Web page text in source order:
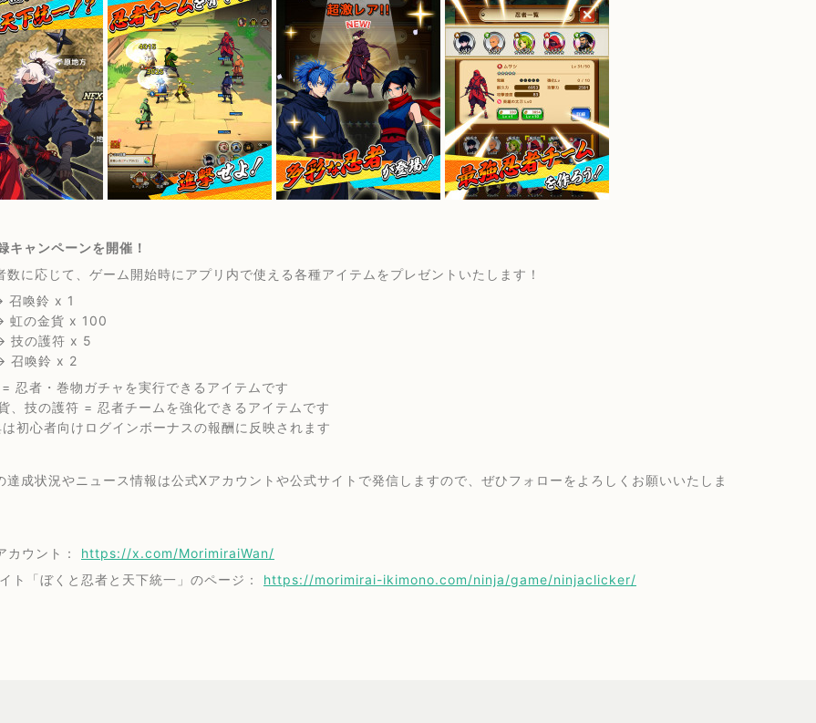
キャンペーンを開催！
数に応じて、ゲーム開始時にアプリ内で使える各種アイテムをプレゼントいたします！
召喚鈴 x 1
虹の金貨 x 100
技の護符 x 5
召喚鈴 x 2
忍者・巻物ガチャを実行できるアイテムです
、技の護符 = 忍者チームを強化できるアイテムです
初心者向けログインボーナスの報酬に反映されます
達成状況やニュース情報は公式Xアカウントや公式サイトで発信しますので、ぜひフォローをよろしくお願いいたしま
ウント： https://x.com/MorimiraiWan/
ト「ぼくと忍者と天下統一」のページ： https://morimirai-ikimono.com/ninja/game/ninjaclicker/